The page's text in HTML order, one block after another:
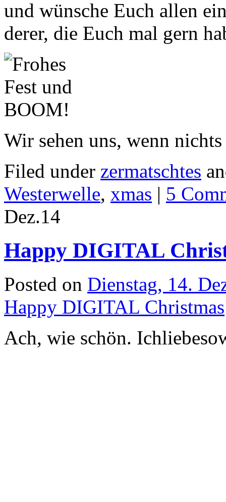
und wünsche Euch allen
derer, die Euch mal gern
Wir sehen uns, wenn
Filed under zermatschtes
Westerwelle, xmas | 5
Dez.14
Happy DIGITAL
Posted on Dienstag, 14.
Happy DIGITAL Christmas
Ach, wie schön.